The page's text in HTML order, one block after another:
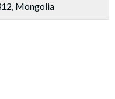
Mongolia